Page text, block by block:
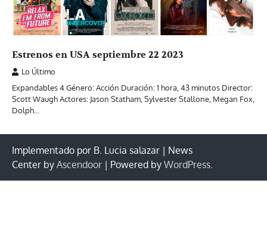
Estrenos en USA septiembre 22 2023
Lo Último
Expandables 4 Género: Acción Duración: 1 hora, 43 minutos Director:
Scott Waugh Actores: Jason Statham, Sylvester Stallone, Megan Fox,
Dolph…
Implementado por B. Lucia salazar | News
Center by Ascendoor | Powered by WordPress